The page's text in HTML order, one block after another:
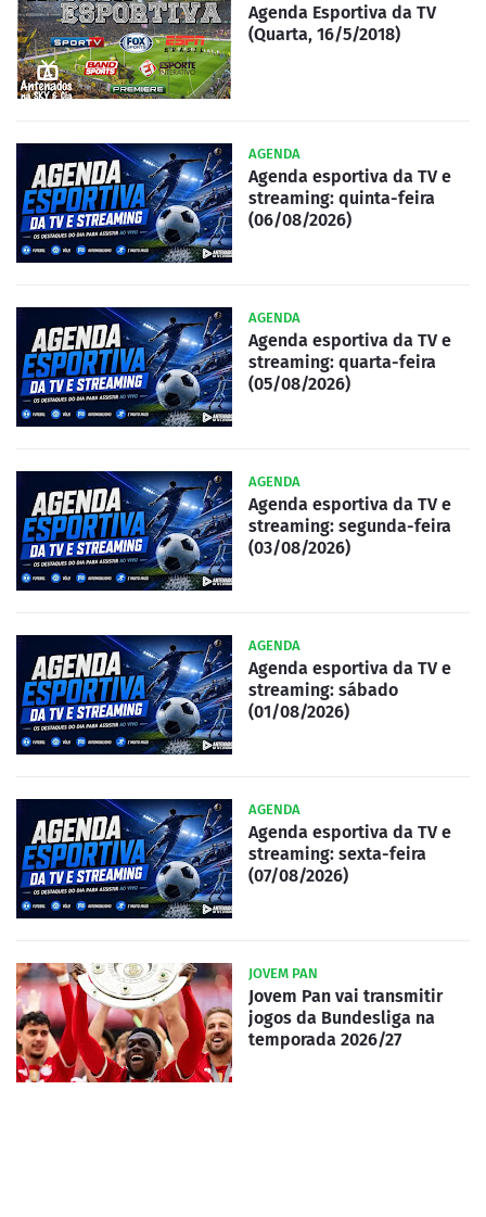
Agenda Esportiva da TV
(Quarta, 16/5/2018)
AGENDA
Agenda esportiva da TV e
streaming: quinta-feira
(06/08/2026)
AGENDA
Agenda esportiva da TV e
streaming: quarta-feira
(05/08/2026)
AGENDA
Agenda esportiva da TV e
streaming: segunda-feira
(03/08/2026)
AGENDA
Agenda esportiva da TV e
streaming: sábado
(01/08/2026)
AGENDA
Agenda esportiva da TV e
streaming: sexta-feira
(07/08/2026)
JOVEM PAN
Jovem Pan vai transmitir
jogos da Bundesliga na
temporada 2026/27